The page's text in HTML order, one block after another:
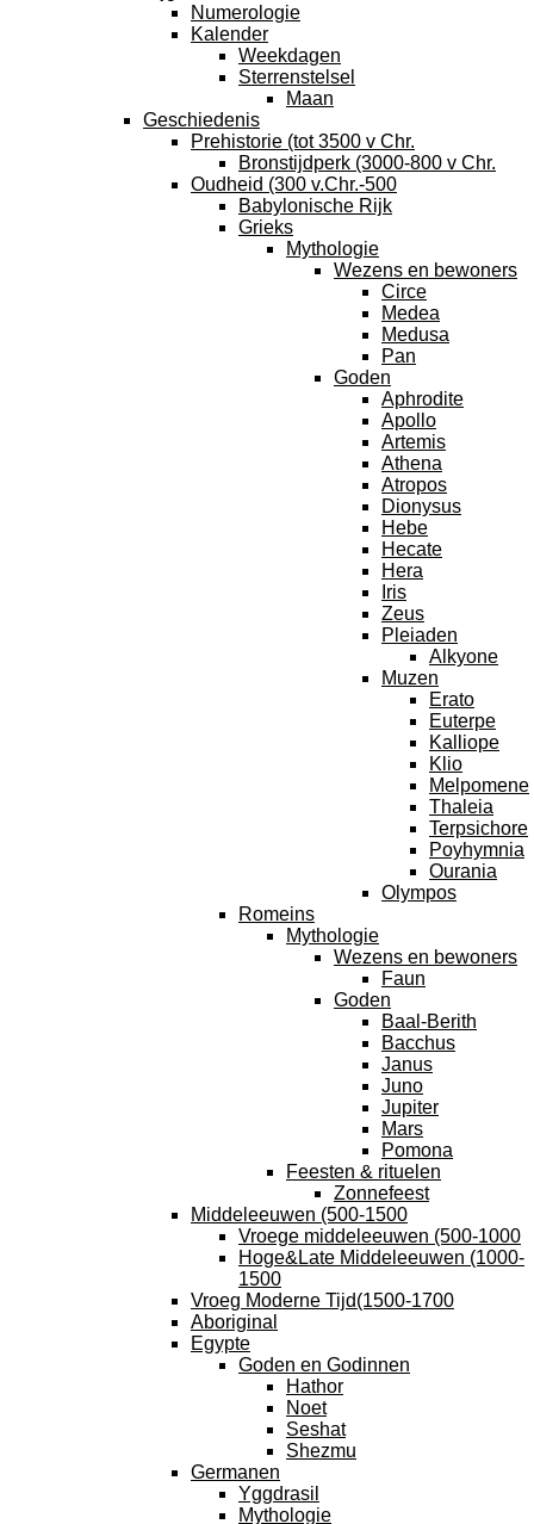
Numerologie
Kalender
Weekdagen
Sterrenstelsel
Maan
Geschiedenis
Prehistorie (tot 3500 v Chr.
Bronstijdperk (3000-800 v Chr.
Oudheid (300 v.Chr.-500
Babylonische Rijk
Grieks
Mythologie
Wezens en bewoners
Circe
Medea
Medusa
Pan
Goden
Aphrodite
Apollo
Artemis
Athena
Atropos
Dionysus
Hebe
Hecate
Hera
Iris
Zeus
Pleiaden
Alkyone
Muzen
Erato
Euterpe
Kalliope
Klio
Melpomene
Thaleia
Terpsichore
Poyhymnia
Ourania
Olympos
Romeins
Mythologie
Wezens en bewoners
Faun
Goden
Baal-Berith
Bacchus
Janus
Juno
Jupiter
Mars
Pomona
Feesten & rituelen
Zonnefeest
Middeleeuwen (500-1500
Vroege middeleeuwen (500-1000
Hoge&Late Middeleeuwen (1000-
1500
Vroeg Moderne Tijd(1500-1700
Aboriginal
Egypte
Goden en Godinnen
Hathor
Noet
Seshat
Shezmu
Germanen
Yggdrasil
Mythologie